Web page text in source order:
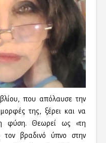
που απόλαυσε την
της, ξέρει και να
φύση. Θεωρεί ως «τη
τον βραδινό ύπνο στην